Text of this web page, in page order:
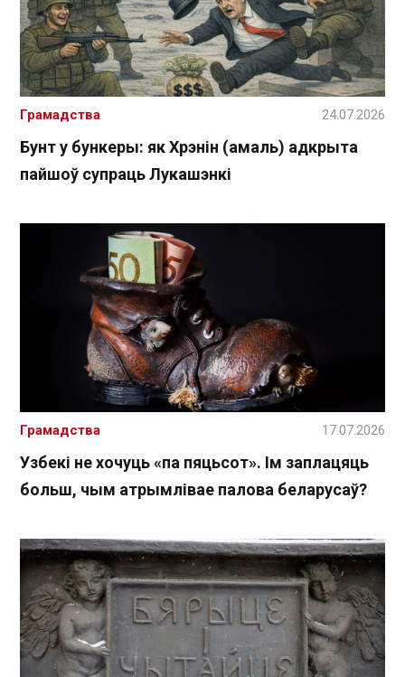
Бунт у бункеры: як Хрэнін (амаль) адкрыта
пайшоў супраць Лукашэнкі
Грамадства 24.07.2026
Узбекі не хочуць «па пяцьсот». Ім заплацяць
больш, чым атрымлівае палова беларусаў?
Грамадства 17.07.2026